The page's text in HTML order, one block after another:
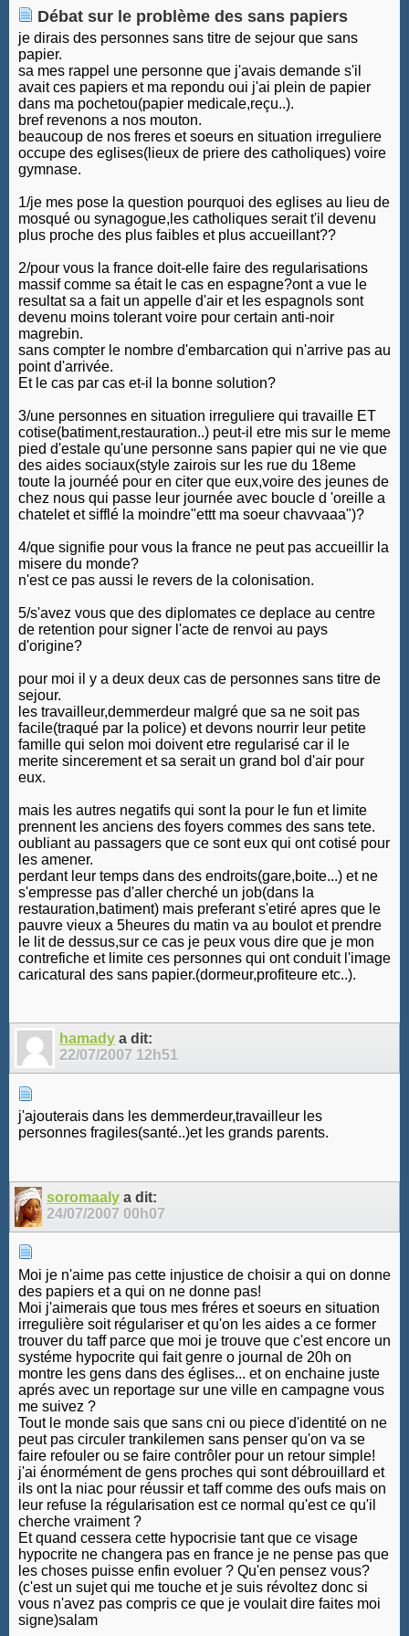
Débat sur le problème des sans papiers
je dirais des personnes sans titre de sejour que sans
papier.
sa mes rappel une personne que j'avais demande s'il
avait ces papiers et ma repondu oui j'ai plein de papier
dans ma pochetou(papier medicale,reçu..).
bref revenons a nos mouton.
beaucoup de nos freres et soeurs en situation irreguliere
occupe des eglises(lieux de priere des catholiques) voire
gymnase.
1/je mes pose la question pourquoi des eglises au lieu de
mosqué ou synagogue,les catholiques serait t'il devenu
plus proche des plus faibles et plus accueillant??
2/pour vous la france doit-elle faire des regularisations
massif comme sa était le cas en espagne?ont a vue le
resultat sa a fait un appelle d'air et les espagnols sont
devenu moins tolerant voire pour certain anti-noir
magrebin.
sans compter le nombre d'embarcation qui n'arrive pas au
point d'arrivée.
Et le cas par cas et-il la bonne solution?
3/une personnes en situation irreguliere qui travaille ET
cotise(batiment,restauration..) peut-il etre mis sur le meme
pied d'estale qu'une personne sans papier qui ne vie que
des aides sociaux(style zairois sur les rue du 18eme
toute la journéé pour en citer que eux,voire des jeunes de
chez nous qui passe leur journée avec boucle d 'oreille a
chatelet et sifflé la moindre"ettt ma soeur chavvaaa")?
4/que signifie pour vous la france ne peut pas accueillir la
misere du monde?
n'est ce pas aussi le revers de la colonisation.
5/s'avez vous que des diplomates ce deplace au centre
de retention pour signer l'acte de renvoi au pays
d'origine?
pour moi il y a deux deux cas de personnes sans titre de
sejour.
les travailleur,demmerdeur malgré que sa ne soit pas
facile(traqué par la police) et devons nourrir leur petite
famille qui selon moi doivent etre regularisé car il le
merite sincerement et sa serait un grand bol d'air pour
eux.
mais les autres negatifs qui sont la pour le fun et limite
prennent les anciens des foyers commes des sans tete.
oubliant au passagers que ce sont eux qui ont cotisé pour
les amener.
perdant leur temps dans des endroits(gare,boite...) et ne
s'empresse pas d'aller cherché un job(dans la
restauration,batiment) mais preferant s'etiré apres que le
pauvre vieux a 5heures du matin va au boulot et prendre
le lit de dessus,sur ce cas je peux vous dire que je mon
contrefiche et limite ces personnes qui ont conduit l'image
caricatural des sans papier.(dormeur,profiteure etc..).
hamady a dit:
22/07/2007 12h51
j'ajouterais dans les demmerdeur,travailleur les
personnes fragiles(santé..)et les grands parents.
soromaalya dit:
24/07/2007 00h07
Moi je n'aime pas cette injustice de choisir a qui on donne
des papiers et a qui on ne donne pas!
Moi j'aimerais que tous mes fréres et soeurs en situation
irregulière soit régulariser et qu'on les aides a ce former
trouver du taff parce que moi je trouve que c'est encore un
systéme hypocrite qui fait genre o journal de 20h on
montre les gens dans des églises... et on enchaine juste
aprés avec un reportage sur une ville en campagne vous
me suivez ?
Tout le monde sais que sans cni ou piece d'identité on ne
peut pas circuler trankilemen sans penser qu'on va se
faire refouler ou se faire contrôler pour un retour simple!
j'ai énormément de gens proches qui sont débrouillard et
ils ont la niac pour réussir et taff comme des oufs mais on
leur refuse la régularisation est ce normal qu'est ce qu'il
cherche vraiment ?
Et quand cessera cette hypocrisie tant que ce visage
hypocrite ne changera pas en france je ne pense pas que
les choses puisse enfin evoluer ? Qu'en pensez vous?
(c'est un sujet qui me touche et je suis révoltez donc si
vous n'avez pas compris ce que je voulait dire faites moi
signe)salam